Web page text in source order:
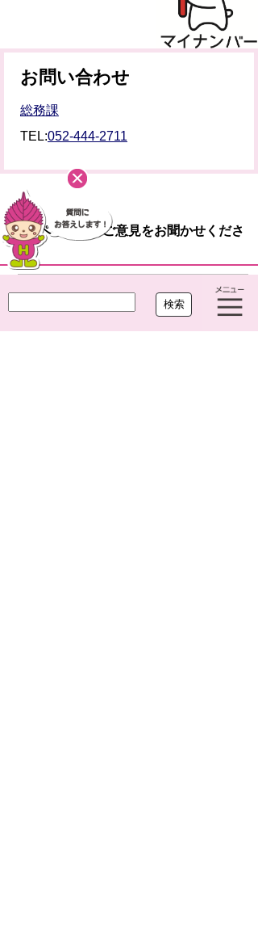
お問い合わせ
総務課
TEL:052-444-2711
このページへのご意見をお聞かせくださ
い。
役に立た
なかった